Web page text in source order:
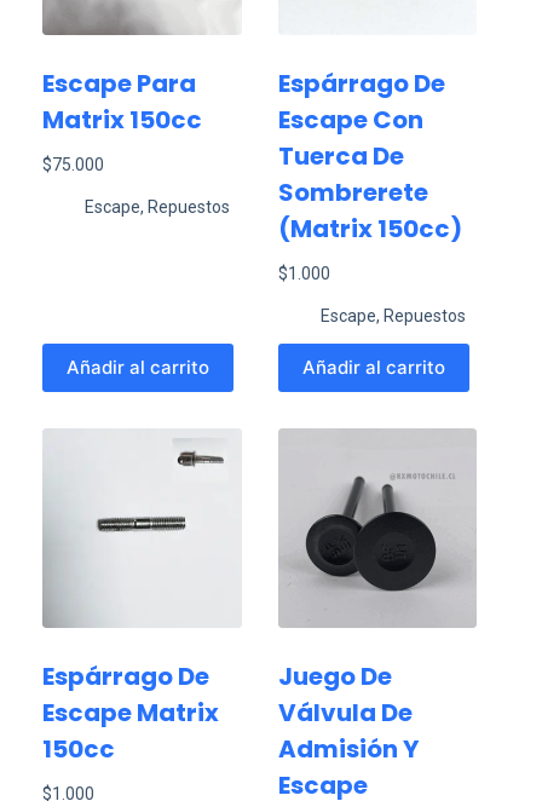
Escape Para
Matrix 150cc
$75.000
Escape, Repuestos
Añadir al carrito
Espárrago De
Escape Con
Tuerca De
Sombrerete
(Matrix 150cc)
$1.000
Escape, Repuestos
Añadir al carrito
Espárrago De
Escape Matrix
150cc
$1.000
Juego De
Válvula De
Admisión Y
Escape